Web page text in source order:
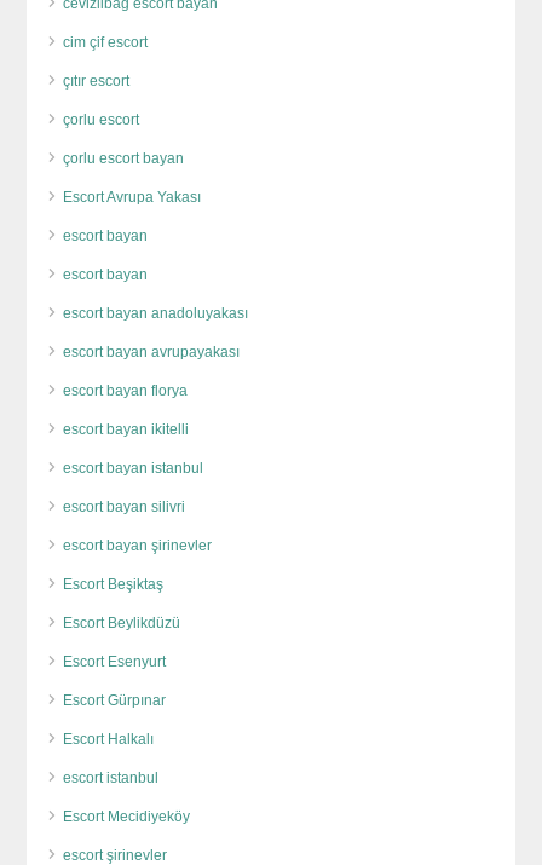
cevizlibağ escort bayan
cim çif escort
çıtır escort
çorlu escort
çorlu escort bayan
Escort Avrupa Yakası
escort bayan
escort bayan
escort bayan anadoluyakası
escort bayan avrupayakası
escort bayan florya
escort bayan ikitelli
escort bayan istanbul
escort bayan silivri
escort bayan şirinevler
Escort Beşiktaş
Escort Beylikdüzü
Escort Esenyurt
Escort Gürpınar
Escort Halkalı
escort istanbul
Escort Mecidiyeköy
escort şirinevler